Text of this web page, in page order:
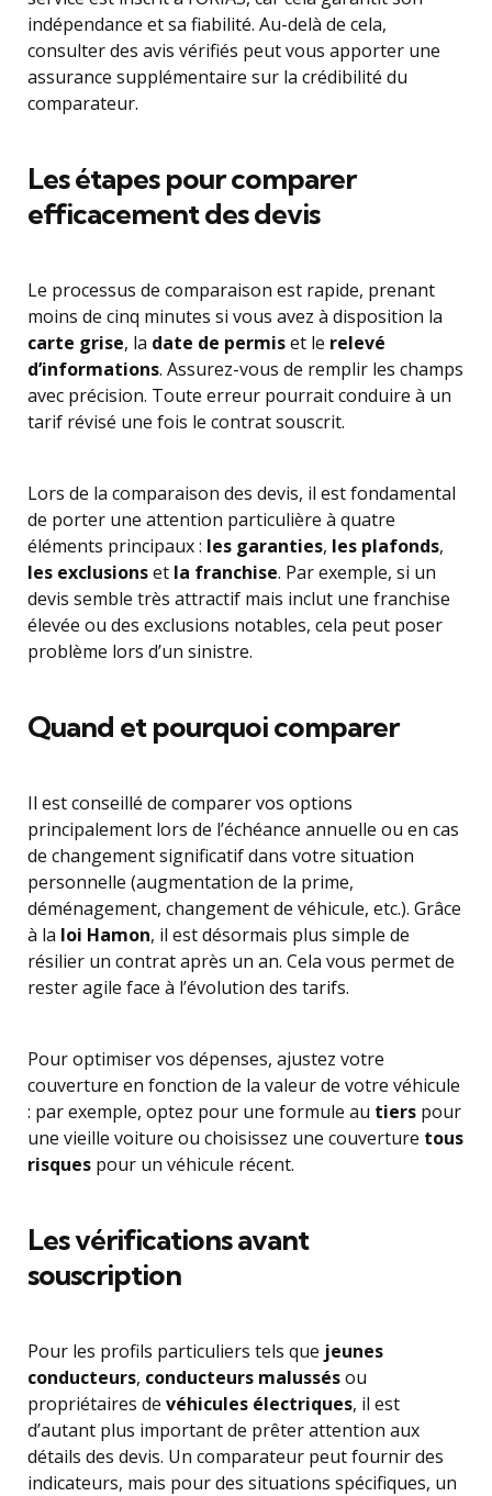
indépendance et sa fiabilité. Au-delà de cela,
consulter des avis vérifiés peut vous apporter une
assurance supplémentaire sur la crédibilité du
comparateur.
Les étapes pour comparer
efficacement des devis
Le processus de comparaison est rapide, prenant
moins de cinq minutes si vous avez à disposition la
carte grise, la date de permiset le relevé
d’informations. Assurez-vous de remplir les champs
avec précision. Toute erreur pourrait conduire à un
tarif révisé une fois le contrat souscrit.
Lors de la comparaison des devis, il est fondamental
de porter une attention particulière à quatre
éléments principaux : les garanties, les plafonds,
les exclusionset la franchise. Par exemple, si un
devis semble très attractif mais inclut une franchise
élevée ou des exclusions notables, cela peut poser
problème lors d’un sinistre.
Quand et pourquoi comparer
Il est conseillé de comparer vos options
principalement lors de l’échéance annuelle ou en cas
de changement significatif dans votre situation
personnelle (augmentation de la prime,
déménagement, changement de véhicule, etc.). Grâce
à la loi Hamon, il est désormais plus simple de
résilier un contrat après un an. Cela vous permet de
rester agile face à l’évolution des tarifs.
Pour optimiser vos dépenses, ajustez votre
couverture en fonction de la valeur de votre véhicule
: par exemple, optez pour une formule au tiers pour
une vieille voiture ou choisissez une couverture tous
risques pour un véhicule récent.
Les vérifications avant
souscription
Pour les profils particuliers tels que jeunes
conducteurs, conducteurs malussésou
propriétaires de véhicules électriques, il est
d’autant plus important de prêter attention aux
détails des devis. Un comparateur peut fournir des
indicateurs, mais pour des situations spécifiques, un